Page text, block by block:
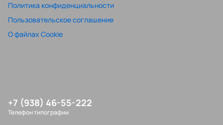
Политика конфиденциальности
Пользовательское соглашение
О файлах Cookie
+7 (938) 46-55-222
Телефон типографии